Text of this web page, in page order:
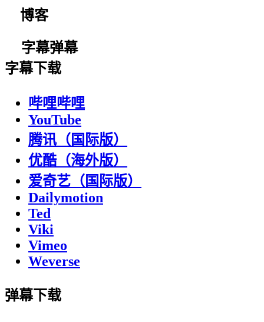
博客
字幕弹幕
字幕下载
哔哩哔哩
YouTube
腾讯（国际版）
优酷（海外版）
爱奇艺（国际版）
Dailymotion
Ted
Viki
Vimeo
Weverse
弹幕下载